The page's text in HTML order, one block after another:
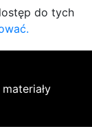
do tych